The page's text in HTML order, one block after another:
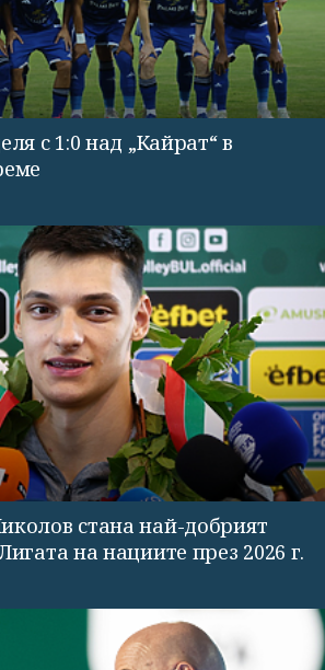
с 1:0 над „Кайрат“ в
стана най-добрият
на нациите през 2026 г.